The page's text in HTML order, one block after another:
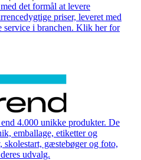
det formål at levere
priser, leveret med
service i branchen. Klik her for
4.000 unikke produkter. De
emballage, etiketter og
gæstebøger og foto,
udvalg.